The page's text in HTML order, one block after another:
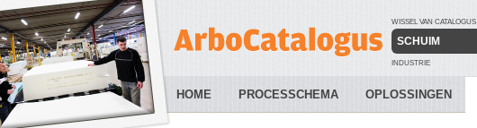
WISSEL VAN CATALOGUS
SCHUIM
INDUSTRIE
HOME PROCESSCHEMA OPLOSSINGEN